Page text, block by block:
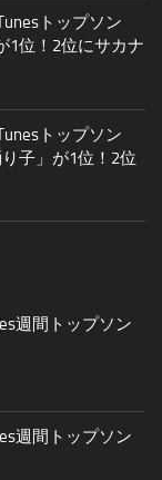
トップソン
1位！2位にサカナ
トップソン
子」が1位！2位
週間トップソン
週間トップソン